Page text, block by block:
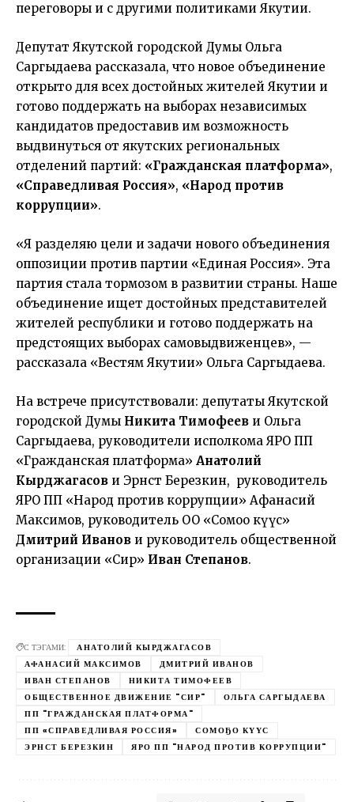
переговоры и с другими политиками Якутии.
Депутат Якутской городской Думы Ольга
Саргыдаева рассказала, что новое объединение
открыто для всех достойных жителей Якутии и
готово поддержать на выборах независимых
кандидатов предоставив им возможность
выдвинуться от якутских региональных
отделений партий: «Гражданская платформа»,
«Справедливая Россия», «Народ против
коррупции».
«Я разделяю цели и задачи нового объединения
оппозиции против партии «Единая Россия». Эта
партия стала тормозом в развитии страны. Наше
объединение ищет достойных представителей
жителей республики и готово поддержать на
предстоящих выборах самовыдвиженцев», —
рассказала «Вестям Якутии» Ольга Саргыдаева.
На встрече присутствовали: депутаты Якутской
городской Думы Никита Тимофеев и Ольга
Саргыдаева, руководители исполкома ЯРО ПП
«Гражданская платформа» Анатолий
Кырджагасов и Эрнст Березкин, руководитель
ЯРО ПП «Народ против коррупции» Афанасий
Максимов, руководитель ОО «Сомоҕо күүс»
Дмитрий Иванов и руководитель общественной
организации «Сир» Иван Степанов.
С ТЭГАМИ:
АНАТОЛИЙ КЫРДЖАГАСОВ
АФАНАСИЙ МАКСИМОВ
ДМИТРИЙ ИВАНОВ
ИВАН СТЕПАНОВ
НИКИТА ТИМОФЕЕВ
ОБЩЕСТВЕННОЕ ДВИЖЕНИЕ "СИР"
ОЛЬГА САРГЫДАЕВА
ПП "ГРАЖДАНСКАЯ ПЛАТФОРМА"
ПП «СПРАВЕДЛИВАЯ РОССИЯ»
СОМОҔО КҮҮС
ЭРНСТ БЕРЕЗКИН
ЯРО ПП "НАРОД ПРОТИВ КОРРУПЦИИ"